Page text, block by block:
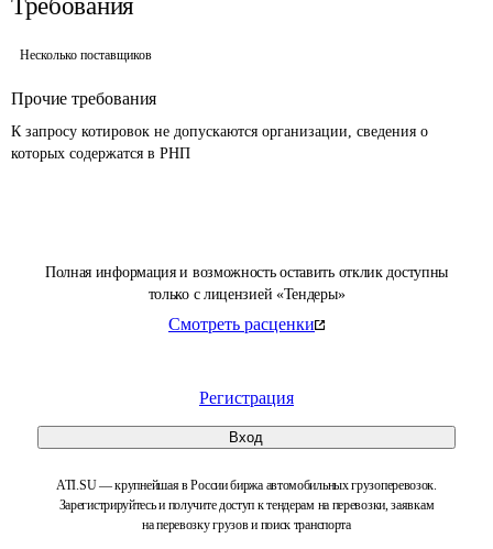
Полная информация и возможность оставить отклик доступны
только с лицензией «Тендеры»
Смотреть расценки
Регистрация
Вход
ATI.SU — крупнейшая в России биржа автомобильных грузоперевозок.
Зарегистрируйтесь и получите доступ к тендерам на перевозки, заявкам
на перевозку грузов и поиск транспорта
Требования
Несколько поставщиков
Прочие требования
К запросу котировок не допускаются организации, сведения о
которых содержатся в РНП